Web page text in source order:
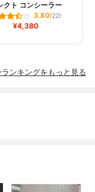
クト コンシーラー
3.80(22)
¥4,380
ランキングをもっと見る